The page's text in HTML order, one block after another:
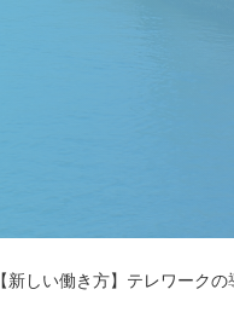
【新しい働き方】テレワーク